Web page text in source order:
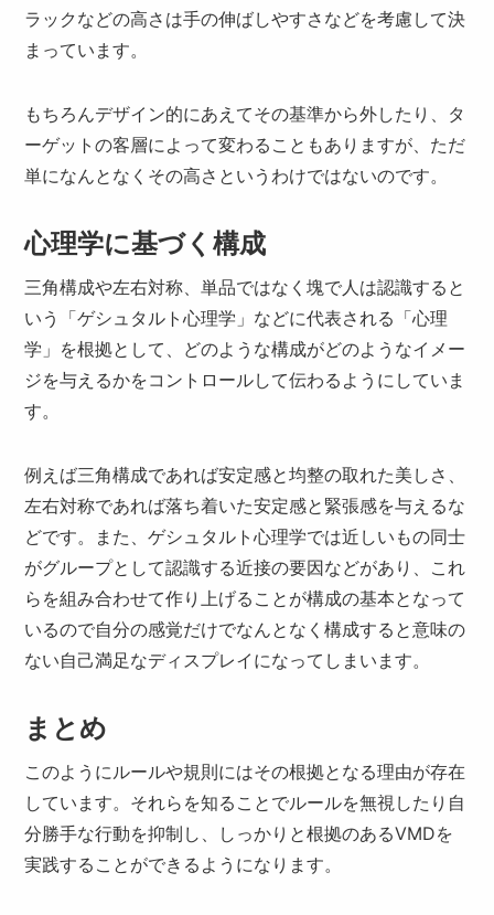
ラックなどの高さは手の伸ばしやすさなどを考慮して決
まっています。
もちろんデザイン的にあえてその基準から外したり、タ
ーゲットの客層によって変わることもありますが、ただ
単になんとなくその高さというわけではないのです。
心理学に基づく構成
三角構成や左右対称、単品ではなく塊で人は認識すると
いう「ゲシュタルト心理学」などに代表される「心理
学」を根拠として、どのような構成がどのようなイメー
ジを与えるかをコントロールして伝わるようにしていま
す。
例えば三角構成であれば安定感と均整の取れた美しさ、
左右対称であれば落ち着いた安定感と緊張感を与えるな
どです。また、ゲシュタルト心理学では近しいもの同士
がグループとして認識する近接の要因などがあり、これ
らを組み合わせて作り上げることが構成の基本となって
いるので自分の感覚だけでなんとなく構成すると意味の
ない自己満足なディスプレイになってしまいます。
まとめ
このようにルールや規則にはその根拠となる理由が存在
しています。それらを知ることでルールを無視したり自
分勝手な行動を抑制し、しっかりと根拠のあるVMDを
実践することができるようになります。